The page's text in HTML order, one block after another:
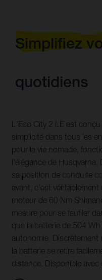
Simplifiez
quotidiens
L'Eco City 2 LE est
simplicité dans tous les
pour la vie nomade,
l'élégance de Husqvarna.
sa position de conduite
avant, c'est
moteur de 60 Nm
mesure pour se faufiler
que la batterie de 504
autonomie. Discrètement
la batterie se retire
distance. Disponible avec